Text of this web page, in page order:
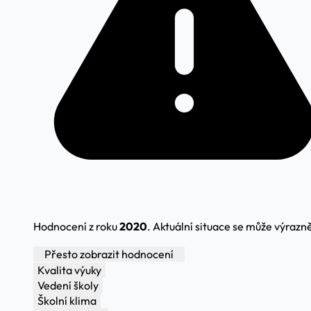
Hodnocení z roku2020. Aktuální situace se může
Přesto zobrazit hodnocení
Kvalita výuky
Vedení školy
Školní klima